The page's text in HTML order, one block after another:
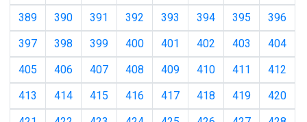
389
390 391 392 393 394 395
396
397
398 399 400 401 402 403
404
405
406 407 408 409 410 411
412
413
414 415 416 417 418 419
420